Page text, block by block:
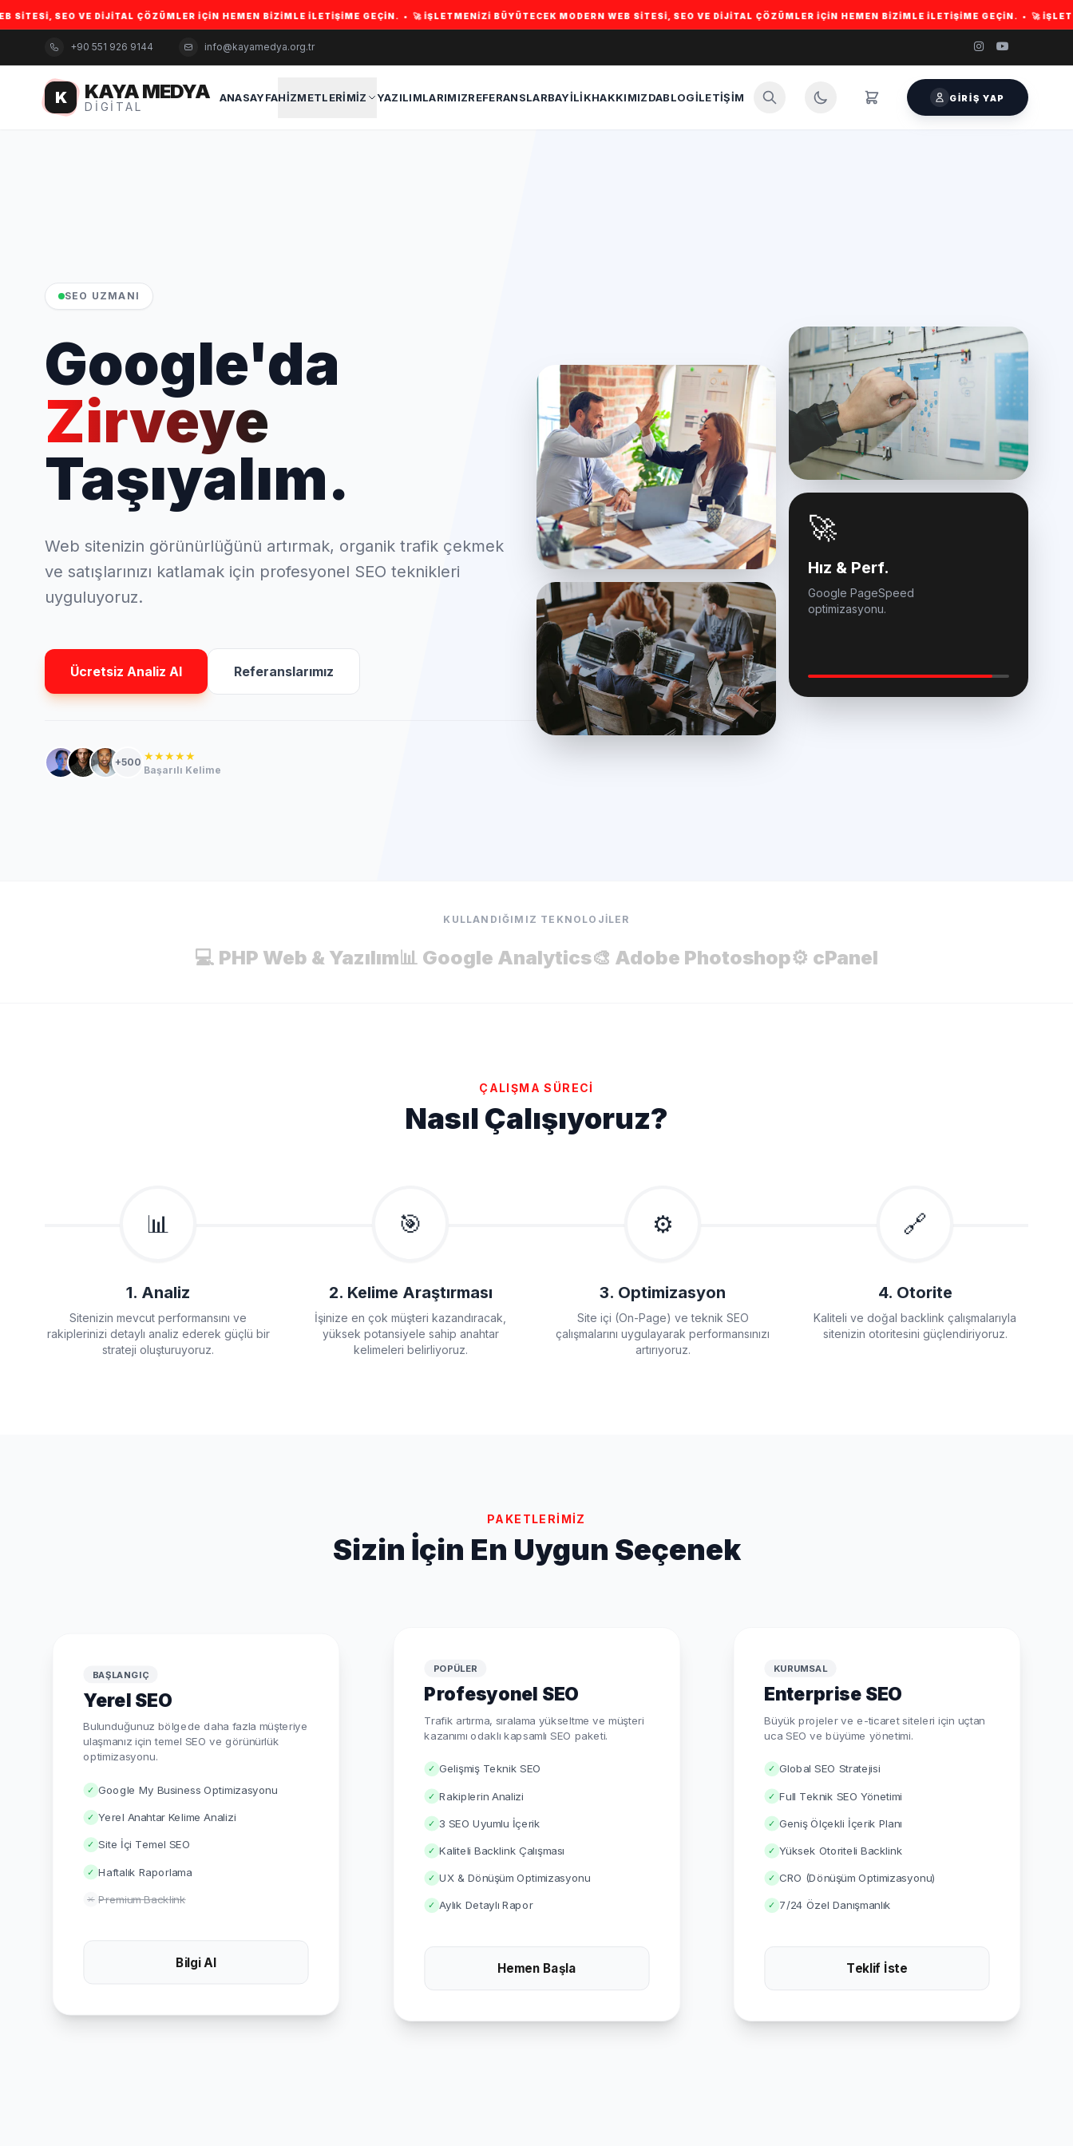
ÇÖZÜMLER IÇIN HEMEN BIZIMLE ILETIŞIME GEÇIN. • 🚀 İŞLETMENIZI BÜYÜTECEK MODERN WEB SITESI, SEO VE DIJITAL ÇÖZÜMLER IÇIN HEMEN BIZIMLE ILETIŞIME GEÇIN. • 🚀 İŞLETMENIZI
+90 551 926 9144 info@kayamedya.org.tr
K KAYA MEDYA
DIGITAL
ANASAYFAHIZMETLERIMIZ YAZILIMLARIMIZREFERANSLARBAYILIKHAKKIMIZDABLOGİLETIŞIM GIRIŞ YAP
SEO UZMANI
Google'da
Zirveye
Taşıyalım.
Web sitenizin görünürlüğünü artırmak, organik trafik çekmek
ve satışlarınızı katlamak için profesyonel SEO teknikleri
uyguluyoruz.
Ücretsiz Analiz Al Referanslarımız
+500 ★★★★★
Başarılı Kelime
🚀
Hız & Perf.
Google PageSpeed
optimizasyonu.
KULLANDIĞIMIZ TEKNOLOJILER
💻 PHP Web & Yazılım📊 Google Analytics🎨 Adobe Photoshop⚙️ cPanel
ÇALIŞMA SÜRECİ
Nasıl Çalışıyoruz?
📊
1. Analiz
Sitenizin mevcut performansını ve
rakiplerinizi detaylı analiz ederek güçlü bir
strateji oluşturuyoruz.
🎯
2. Kelime Araştırması
İşinize en çok müşteri kazandıracak,
yüksek potansiyele sahip anahtar
kelimeleri belirliyoruz.
⚙️
3. Optimizasyon
Site içi (On-Page) ve teknik SEO
çalışmalarını uygulayarak performansınızı
artırıyoruz.
🔗
4. Otorite
Kaliteli ve doğal backlink çalışmalarıyla
sitenizin otoritesini güçlendiriyoruz.
PAKETLERİMİZ
Sizin İçin En Uygun Seçenek
BAŞLANGIÇ
Yerel SEO
Bulunduğunuz bölgede daha fazla müşteriye
ulaşmanız için temel SEO ve görünürlük
optimizasyonu.
✓ Google My Business Optimizasyonu
✓ Yerel Anahtar Kelime Analizi
✓ Site İçi Temel SEO
✓ Haftalık Raporlama
✕ Premium Backlink
Bilgi Al
POPÜLER
Profesyonel SEO
Trafik artırma, sıralama yükseltme ve müşteri
kazanımı odaklı kapsamlı SEO paketi.
✓ Gelişmiş Teknik SEO
✓ Rakiplerin Analizi
✓ 3 SEO Uyumlu İçerik
✓ Kaliteli Backlink Çalışması
✓ UX & Dönüşüm Optimizasyonu
✓ Aylık Detaylı Rapor
Hemen Başla
KURUMSAL
Enterprise SEO
Büyük projeler ve e-ticaret siteleri için uçtan
uca SEO ve büyüme yönetimi.
✓ Global SEO Stratejisi
✓ Full Teknik SEO Yönetimi
✓ Geniş Ölçekli İçerik Planı
✓ Yüksek Otoriteli Backlink
✓ CRO (Dönüşüm Optimizasyonu)
✓ 7/24 Özel Danışmanlık
Teklif İste